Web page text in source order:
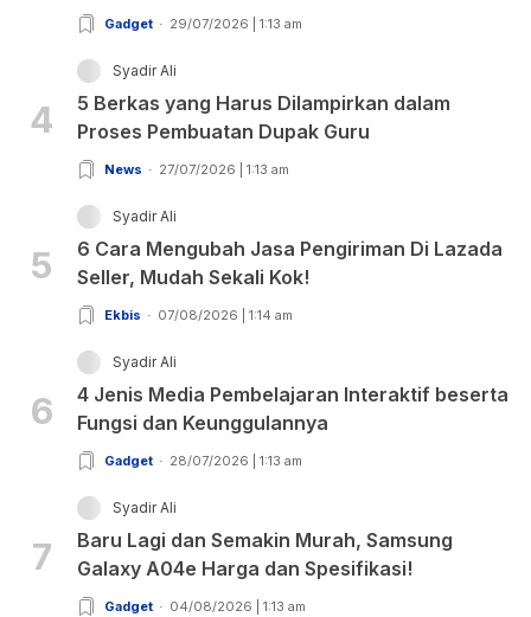
Gadget 29/07/2026 | 1:13 am
4
Syadir Ali
5 Berkas yang Harus Dilampirkan dalam
Proses Pembuatan Dupak Guru
News 27/07/2026 | 1:13 am
5
Syadir Ali
6 Cara Mengubah Jasa Pengiriman Di Lazada
Seller, Mudah Sekali Kok!
Ekbis 07/08/2026 | 1:14 am
6
Syadir Ali
4 Jenis Media Pembelajaran Interaktif beserta
Fungsi dan Keunggulannya
Gadget 28/07/2026 | 1:13 am
7
Syadir Ali
Baru Lagi dan Semakin Murah, Samsung
Galaxy A04e Harga dan Spesifikasi!
Gadget 04/08/2026 | 1:13 am